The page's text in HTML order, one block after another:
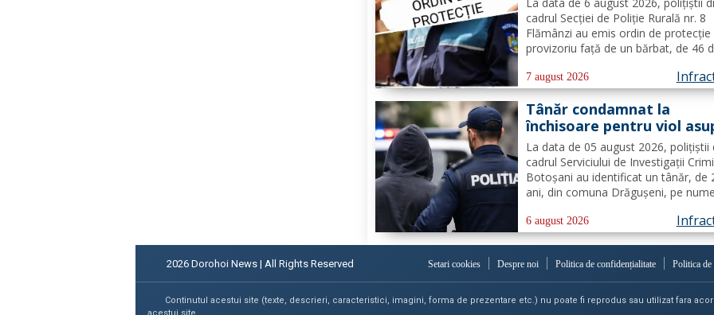
de mesagerie
cadrul Secției de Poliție Rurală nr. 8
Flămânzi au emis ordin de protecție
provizoriu față de un bărbat, de 46
teritoriul altui stat, și-ar fi amenințat
partenera, prin intermediul unor
transmise...
7 august 2026
Tânăr condamnat la
închisoare pentru viol
unui minor și pornografie
infantilă, identificat de
polițiști
La data de 05 august 2026, polițiștii
cadrul Serviciului de Investigații
Botoșani au identificat un tânăr, de
ani, din comuna Drăgușeni, pe
mandat de executare a pedepsei cu
închisoarea. Tânărul a fost
6 august 2026
2026 Dorohoi News | All Rights Reserved Setari cookies Despre noi Politica de confidențialitate Politica
Continutul acestui site (texte, descrieri, caracteristici, imagini, forma de prezentare etc.) nu poate fi reprodus sau utilizat fara